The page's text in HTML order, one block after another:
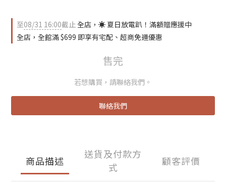
至08/31 16:00截止全店，☀️ 夏日放電趴！滿額贈應援中
全店，全館滿 $699 即享有宅配、超商免運優惠
售完
若想購買，請聯絡我們。
聯絡我們
商品描述
送貨及付款方
式
顧客評價